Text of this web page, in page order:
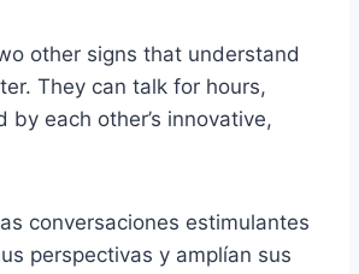
other signs that understand
They can talk for hours,
by each other’s innovative,
conversaciones estimulantes
perspectivas y amplían sus